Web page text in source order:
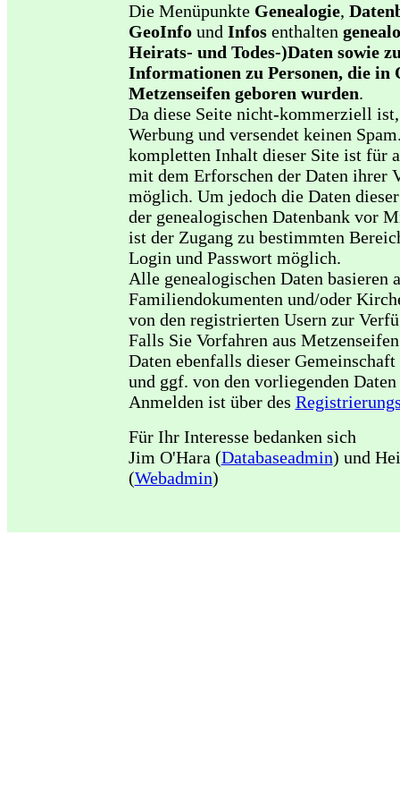
Die Menüpunkte Genealogie,
GeoInfound Infosenthalten
Heirats- und Todes-)Daten sowie
Informationen zu Personen, die in
Metzenseifen geboren wurden.
Da diese Seite nicht-kommerziell
Werbung und versendet keinen
kompletten Inhalt dieser Site ist für
mit dem Erforschen der Daten ihrer
möglich. Um jedoch die Daten
der genealogischen Datenbank vor
ist der Zugang zu bestimmten
Login und Passwort möglich.
Alle genealogischen Daten basieren
Familiendokumenten und/oder
von den registrierten Usern zur
Falls Sie Vorfahren aus
Daten ebenfalls dieser
und ggf. von den vorliegenden
Anmelden ist über des
Für Ihr Interesse bedanken sich
Jim O'Hara (Databaseadmin) und
(Webadmin)